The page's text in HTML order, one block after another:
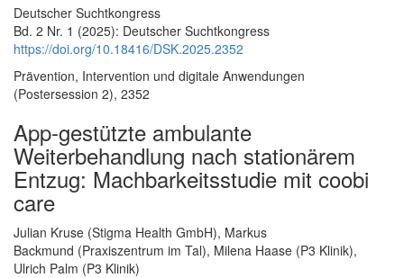
Deutscher Suchtkongress
Bd. 2 Nr. 1 (2025): Deutscher Suchtkongress
https://doi.org/10.18416/DSK.2025.2352
Prävention, Intervention und digitale Anwendungen
(Postersession 2), 2352
App-gestützte ambulante
Weiterbehandlung nach stationärem
Entzug: Machbarkeitsstudie mit coobi
care
Hauptsächlicher Artikelinhalt
Julian Kruse (Stigma Health GmbH), Markus
Backmund (Praxiszentrum im Tal), Milena Haase (P3 Klinik),
Ulrich Palm (P3 Klinik)